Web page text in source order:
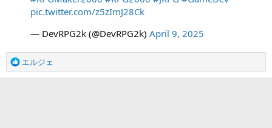
pic.twitter.com/z5zImJ28Ck
— DevRPG2k (@DevRPG2k) April 9, 2025
R
e
エルジェ